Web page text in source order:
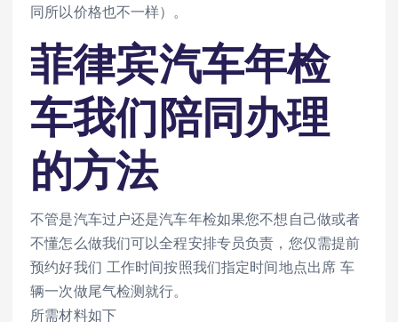
同所以价格也不一样）。
菲律宾汽车年检
车我们陪同办理
的方法
不管是汽车过户还是汽车年检如果您不想自己做或者
不懂怎么做我们可以全程安排专员负责，您仅需提前
预约好我们 工作时间按照我们指定时间地点出席 车
辆一次做尾气检测就行。
所需材料如下